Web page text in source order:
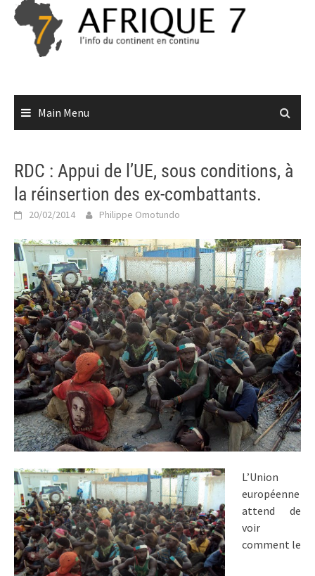
Skip
content
Main Menu
RDC : Appui de l’UE, sous conditions, à
la réinsertion des ex-combattants.
20/02/2014 Philippe Omotundo
L’Union
européenne
attend de
voir
comment le